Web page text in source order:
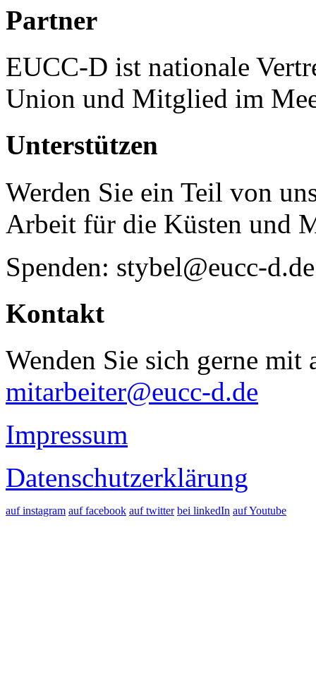
Partner
EUCC-D ist nationale
Union und Mitglied im
Unterstützen
Werden Sie ein Teil von
Arbeit für die Küsten und
Spenden: stybel@eucc-d.de
Kontakt
Wenden Sie sich gerne mit
mitarbeiter@eucc-d.de
Impressum
Datenschutzerklärung
auf instagram auf facebook auf twitter bei linkedIn auf Youtube